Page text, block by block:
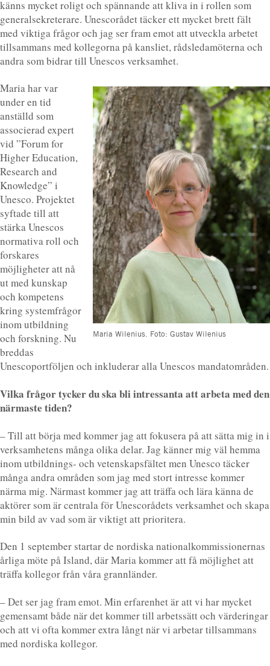
känns mycket roligt och spännande att kliva in i rollen som
generalsekreterare. Unescorådet täcker ett mycket brett fält
med viktiga frågor och jag ser fram emot att utveckla arbetet
tillsammans med kollegorna på kansliet, rådsledamöterna och
andra som bidrar till Unescos verksamhet.
Maria Wilenius. Foto: Gustav Wilenius
Maria har var
under en tid
anställd som
associerad expert
vid ”Forum for
Higher Education,
Research and
Knowledge” i
Unesco. Projektet
syftade till att
stärka Unescos
normativa roll och
forskares
möjligheter att nå
ut med kunskap
och kompetens
kring systemfrågor
inom utbildning
och forskning. Nu
breddas
Unescoportföljen och inkluderar alla Unescos mandatområden.
Vilka frågor tycker du ska bli intressanta att arbeta med den
närmaste tiden?
– Till att börja med kommer jag att fokusera på att sätta mig in i
verksamhetens många olika delar. Jag känner mig väl hemma
inom utbildnings- och vetenskapsfältet men Unesco täcker
många andra områden som jag med stort intresse kommer
närma mig. Närmast kommer jag att träffa och lära känna de
aktörer som är centrala för Unescorådets verksamhet och skapa
min bild av vad som är viktigt att prioritera.
Den 1 september startar de nordiska nationalkommissionernas
årliga möte på Island, där Maria kommer att få möjlighet att
träffa kollegor från våra grannländer.
– Det ser jag fram emot. Min erfarenhet är att vi har mycket
gemensamt både när det kommer till arbetssätt och värderingar
och att vi ofta kommer extra långt när vi arbetar tillsammans
med nordiska kollegor.